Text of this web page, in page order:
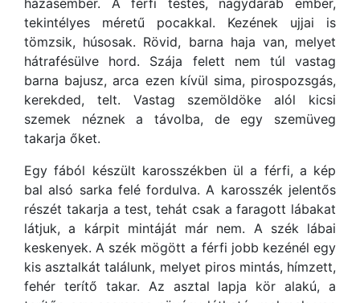
tekintélyes méretű pocakkal. Kezének ujjai is
tömzsik, húsosak. Rövid, barna haja van, melyet
hátrafésülve hord. Szája felett nem túl vastag
barna bajusz, arca ezen kívül sima, pirospozsgás,
kerekded, telt. Vastag szemöldöke alól kicsi
szemek néznek a távolba, de egy szemüveg
takarja őket.
Egy fából készült karosszékben ül a férfi, a kép
bal alsó sarka felé fordulva. A karosszék jelentős
részét takarja a test, tehát csak a faragott lábakat
látjuk, a kárpit mintáját már nem. A szék lábai
keskenyek. A szék mögött a férfi jobb kezénél egy
kis asztalkát találunk, melyet piros mintás, hímzett,
fehér terítő takar. Az asztal lapja kör alakú, a